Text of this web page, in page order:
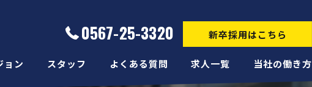
0567-25-3320 新卒採用はこちら
ョン スタッフ よくある質問 求人一覧 当社の働き方